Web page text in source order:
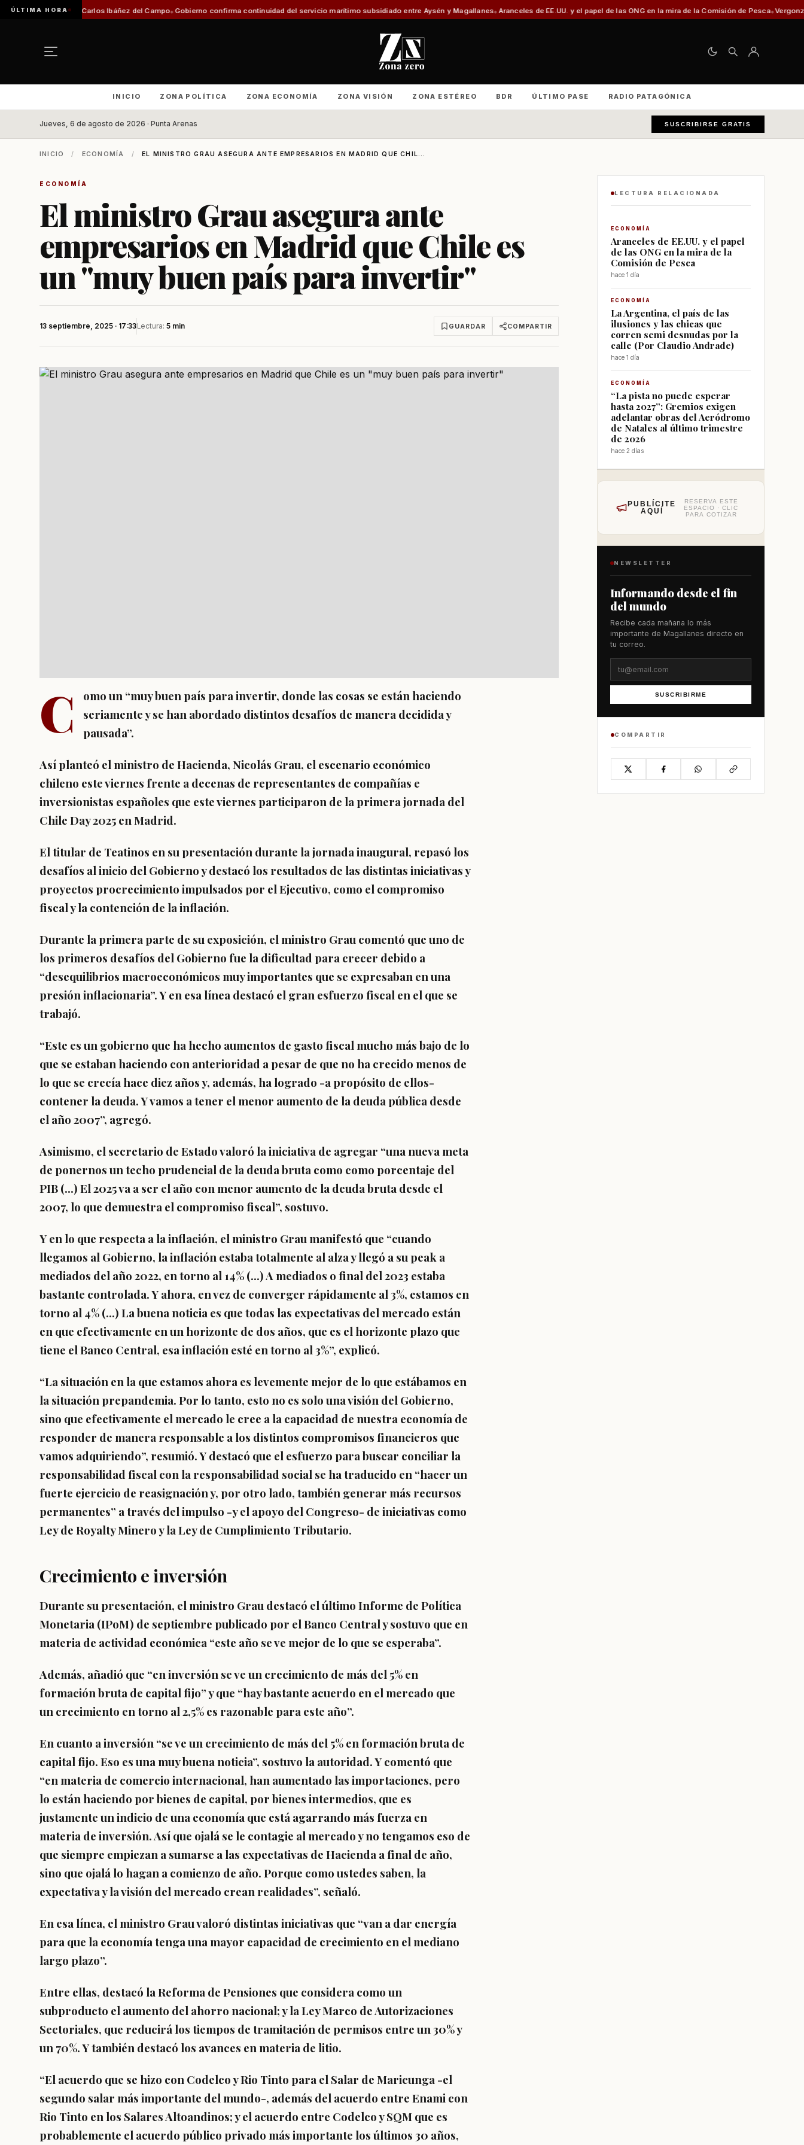
ÚLTIMA HORA
Carlos Ibáñez del Campo Gobierno confirma continuidad del servicio marítimo subsidiado entre Aysén y Magallanes Aranceles de EE.UU. y el papel de las ONG en la mira de la Comisión de Pesca Vergonzosa discusión
INICIO ZONA POLÍTICA ZONA ECONOMÍA ZONA VISIÓN ZONA ESTÉREO BDR ÚLTIMO PASE RADIO PATAGÓNICA
Jueves, 6 de agosto de 2026 · Punta Arenas SUSCRIBIRSE GRATIS
INICIO / ECONOMÍA / EL MINISTRO GRAU ASEGURA ANTE EMPRESARIOS EN MADRID QUE CHIL...
ECONOMÍA
El ministro Grau asegura ante
empresarios en Madrid que Chile es
un "muy buen país para invertir"
13 septiembre, 2025 · 17:33Lectura: 5 min GUARDAR COMPARTIR
C
omo un “muy buen país para invertir, donde las cosas se están haciendo
seriamente y se han abordado distintos desafíos de manera decidida y
pausada”.
Así planteó el ministro de Hacienda, Nicolás Grau, el escenario económico
chileno este viernes frente a decenas de representantes de compañías e
inversionistas españoles que este viernes participaron de la primera jornada del
Chile Day 2025 en Madrid.
El titular de Teatinos en su presentación durante la jornada inaugural, repasó los
desafíos al inicio del Gobierno y destacó los resultados de las distintas iniciativas y
proyectos procrecimiento impulsados por el Ejecutivo, como el compromiso
fiscal y la contención de la inflación.
Durante la primera parte de su exposición, el ministro Grau comentó que uno de
los primeros desafíos del Gobierno fue la dificultad para crecer debido a
“desequilibrios macroeconómicos muy importantes que se expresaban en una
presión inflacionaria”. Y en esa línea destacó el gran esfuerzo fiscal en el que se
trabajó.
“Este es un gobierno que ha hecho aumentos de gasto fiscal mucho más bajo de lo
que se estaban haciendo con anterioridad a pesar de que no ha crecido menos de
lo que se crecía hace diez años y, además, ha logrado -a propósito de ellos-
contener la deuda. Y vamos a tener el menor aumento de la deuda pública desde
el año 2007”, agregó.
Asimismo, el secretario de Estado valoró la iniciativa de agregar “una nueva meta
de ponernos un techo prudencial de la deuda bruta como como porcentaje del
PIB (…) El 2025 va a ser el año con menor aumento de la deuda bruta desde el
2007, lo que demuestra el compromiso fiscal”, sostuvo.
Y en lo que respecta a la inflación, el ministro Grau manifestó que “cuando
llegamos al Gobierno, la inflación estaba totalmente al alza y llegó a su peak a
mediados del año 2022, en torno al 14% (…) A mediados o final del 2023 estaba
bastante controlada. Y ahora, en vez de converger rápidamente al 3%, estamos en
torno al 4% (…) La buena noticia es que todas las expectativas del mercado están
en que efectivamente en un horizonte de dos años, que es el horizonte plazo que
tiene el Banco Central, esa inflación esté en torno al 3%”, explicó.
“La situación en la que estamos ahora es levemente mejor de lo que estábamos en
la situación prepandemia. Por lo tanto, esto no es solo una visión del Gobierno,
sino que efectivamente el mercado le cree a la capacidad de nuestra economía de
responder de manera responsable a los distintos compromisos financieros que
vamos adquiriendo”, resumió. Y destacó que el esfuerzo para buscar conciliar la
responsabilidad fiscal con la responsabilidad social se ha traducido en “hacer un
fuerte ejercicio de reasignación y, por otro lado, también generar más recursos
permanentes” a través del impulso -y el apoyo del Congreso- de iniciativas como
Ley de Royalty Minero y la Ley de Cumplimiento Tributario.
Crecimiento e inversión
Durante su presentación, el ministro Grau destacó el último Informe de Política
Monetaria (IPoM) de septiembre publicado por el Banco Central y sostuvo que en
materia de actividad económica “este año se ve mejor de lo que se esperaba”.
Además, añadió que “en inversión se ve un crecimiento de más del 5% en
formación bruta de capital fijo” y que “hay bastante acuerdo en el mercado que
un crecimiento en torno al 2,5% es razonable para este año”.
En cuanto a inversión “se ve un crecimiento de más del 5% en formación bruta de
capital fijo. Eso es una muy buena noticia”, sostuvo la autoridad. Y comentó que
“en materia de comercio internacional, han aumentado las importaciones, pero
lo están haciendo por bienes de capital, por bienes intermedios, que es
justamente un indicio de una economía que está agarrando más fuerza en
materia de inversión. Así que ojalá se le contagie al mercado y no tengamos eso de
que siempre empiezan a sumarse a las expectativas de Hacienda a final de año,
sino que ojalá lo hagan a comienzo de año. Porque como ustedes saben, la
expectativa y la visión del mercado crean realidades”, señaló.
En esa línea, el ministro Grau valoró distintas iniciativas que “van a dar energía
para que la economía tenga una mayor capacidad de crecimiento en el mediano
largo plazo”.
Entre ellas, destacó la Reforma de Pensiones que considera como un
subproducto el aumento del ahorro nacional; y la Ley Marco de Autorizaciones
Sectoriales, que reducirá los tiempos de tramitación de permisos entre un 30% y
un 70%. Y también destacó los avances en materia de litio.
“El acuerdo que se hizo con Codelco y Rio Tinto para el Salar de Maricunga -el
segundo salar más importante del mundo-, además del acuerdo entre Enami con
Rio Tinto en los Salares Altoandinos; y el acuerdo entre Codelco y SQM que es
probablemente el acuerdo público privado más importante los últimos 30 años,
LECTURA RELACIONADA
ECONOMÍA
Aranceles de EE.UU. y el papel
de las ONG en la mira de la
Comisión de Pesca
hace 1 día
ECONOMÍA
La Argentina, el país de las
ilusiones y las chicas que
corren semi desnudas por la
calle (Por Claudio Andrade)
hace 1 día
ECONOMÍA
“La pista no puede esperar
hasta 2027”: Gremios exigen
adelantar obras del Aeródromo
de Natales al último trimestre
de 2026
hace 2 días
PUBLÍCITE
AQUÍ
RESERVA ESTE
ESPACIO · CLIC
PARA COTIZAR
NEWSLETTER
Informando desde el fin
del mundo
Recibe cada mañana lo más
importante de Magallanes directo en
tu correo.
SUSCRIBIRME
COMPARTIR